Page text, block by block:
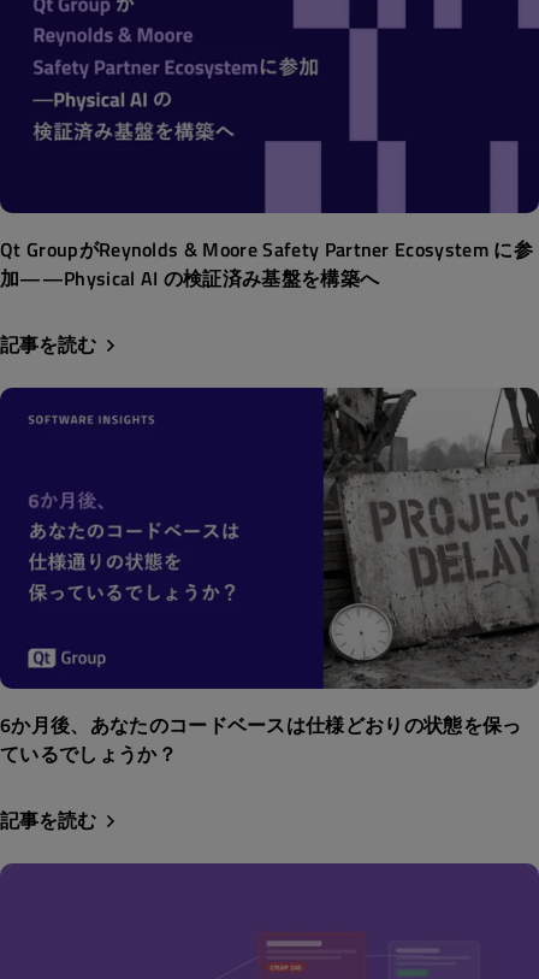
Qt GroupがReynolds & Moore Safety Partner Ecosystem に参
加——Physical AI の検証済み基盤を構築へ
記事を読む
6か月後、あなたのコードベースは仕様どおりの状態を保っ
ているでしょうか？
記事を読む